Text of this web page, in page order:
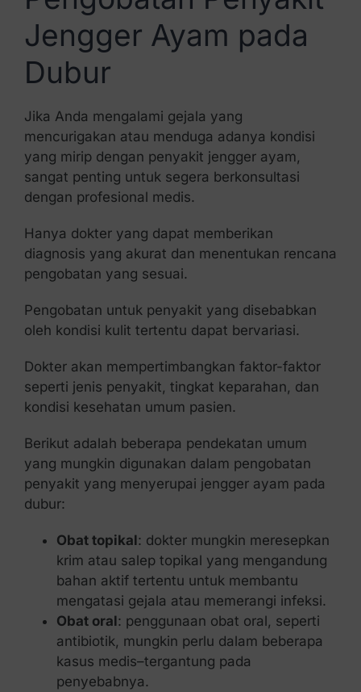
Jengger Ayam pada
Dubur
Jika Anda mengalami gejala yang
mencurigakan atau menduga adanya kondisi
yang mirip dengan penyakit jengger ayam,
sangat penting untuk segera berkonsultasi
dengan profesional medis.
Hanya dokter yang dapat memberikan
diagnosis yang akurat dan menentukan rencana
pengobatan yang sesuai.
Pengobatan untuk penyakit yang disebabkan
oleh kondisi kulit tertentu dapat bervariasi.
Dokter akan mempertimbangkan faktor-faktor
seperti jenis penyakit, tingkat keparahan, dan
kondisi kesehatan umum pasien.
Berikut adalah beberapa pendekatan umum
yang mungkin digunakan dalam pengobatan
penyakit yang menyerupai jengger ayam pada
dubur:
Obat topikal: dokter mungkin meresepkan
krim atau salep topikal yang mengandung
bahan aktif tertentu untuk membantu
mengatasi gejala atau memerangi infeksi.
Obat oral: penggunaan obat oral, seperti
antibiotik, mungkin perlu dalam beberapa
kasus medis–tergantung pada
penyebabnya.